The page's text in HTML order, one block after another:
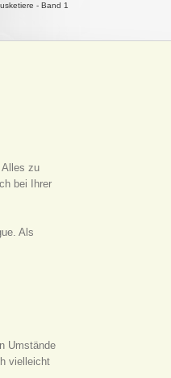
- Band 1
Alles zu
bei Ihrer
Als
Umstände
vielleicht